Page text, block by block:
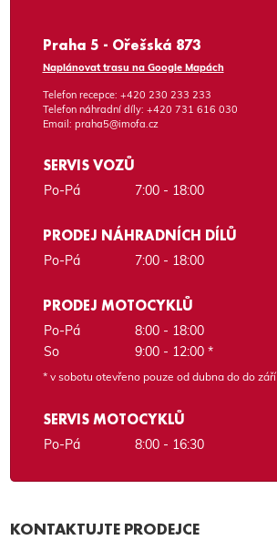
Praha 5 - Ořešská 873
Naplánovat trasu na Google Mapách
Telefon recepce: +420 230 233 233
Telefon náhradní díly: +420 731 616 030
Email: praha5@imofa.cz
SERVIS VOZŮ
Po-Pá 7:00 - 18:00
PRODEJ NÁHRADNÍCH DÍLŮ
Po-Pá 7:00 - 18:00
PRODEJ MOTOCYKLŮ
Po-Pá
8:00 - 18:00
So
9:00 - 12:00 *
* v sobotu otevřeno pouze od dubna do do září
SERVIS MOTOCYKLŮ
Po-Pá 8:00 - 16:30
KONTAKTUJTE PRODEJCE